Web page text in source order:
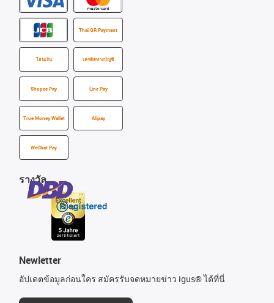
Thai QR Payment
โอนเงิน เครดิตทางบัญชี
Shopee Pay Line Pay
True Money Wallet Alipay
WeChat Pay
รางวัล
Newletter
อัปเดตข้อมูลก่อนใคร สมัครรับจดหมายข่าว igus® ได้ที่นี่